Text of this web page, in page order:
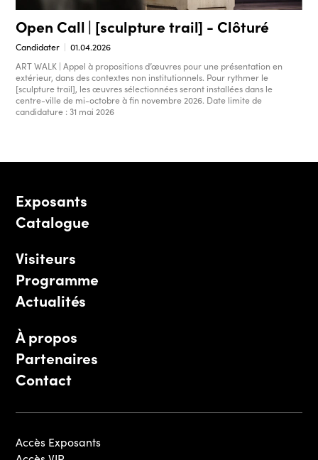
Open Call | [sculpture trail] - Clôturé
Candidater
01.04.2026
ART WALK | Appel à propositions d’œuvres pour une présentation en
extérieur, dans des contextes non institutionnels. Pour rythmer le
[sculpture trail], les œuvres sélectionnées seront installées dans le
centre-ville de mi-octobre à fin novembre 2026. Date limite de
candidature : 31 mai 2026
Exposants
Catalogue
Visiteurs
Programme
Actualités
À propos
Partenaires
Contact
Accès Exposants